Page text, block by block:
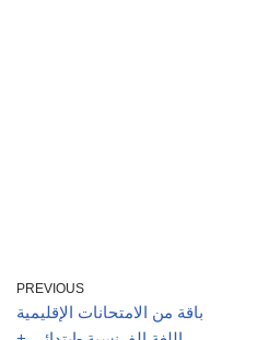
PREVIOUS
باقة من الامتحانات الإقليمية